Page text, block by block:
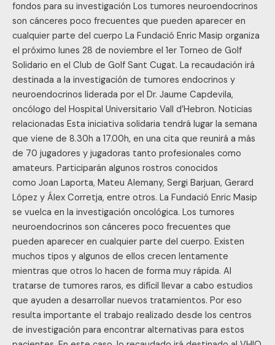
fondos para su investigación Los tumores neuroendocrinos
son cánceres poco frecuentes que pueden aparecer en
cualquier parte del cuerpo La Fundació Enric Masip organiza
el próximo lunes 28 de noviembre el 1er Torneo de Golf
Solidario en el Club de Golf Sant Cugat. La recaudación irá
destinada a la investigación de tumores endocrinos y
neuroendocrinos liderada por el Dr. Jaume Capdevila,
oncólogo del Hospital Universitario Vall d’Hebron. Noticias
relacionadas Esta iniciativa solidaria tendrá lugar la semana
que viene de 8.30h a 17.00h, en una cita que reunirá a más
de 70 jugadores y jugadoras tanto profesionales como
amateurs. Participarán algunos rostros conocidos
como Joan Laporta, Mateu Alemany, Sergi Barjuan, Gerard
López y Álex Corretja, entre otros. La Fundació Enric Masip
se vuelca en la investigación oncológica. Los tumores
neuroendocrinos son cánceres poco frecuentes que
pueden aparecer en cualquier parte del cuerpo. Existen
muchos tipos y algunos de ellos crecen lentamente
mientras que otros lo hacen de forma muy rápida. Al
tratarse de tumores raros, es difícil llevar a cabo estudios
que ayuden a desarrollar nuevos tratamientos. Por eso
resulta importante el trabajo realizado desde los centros
de investigación para encontrar alternativas para estos